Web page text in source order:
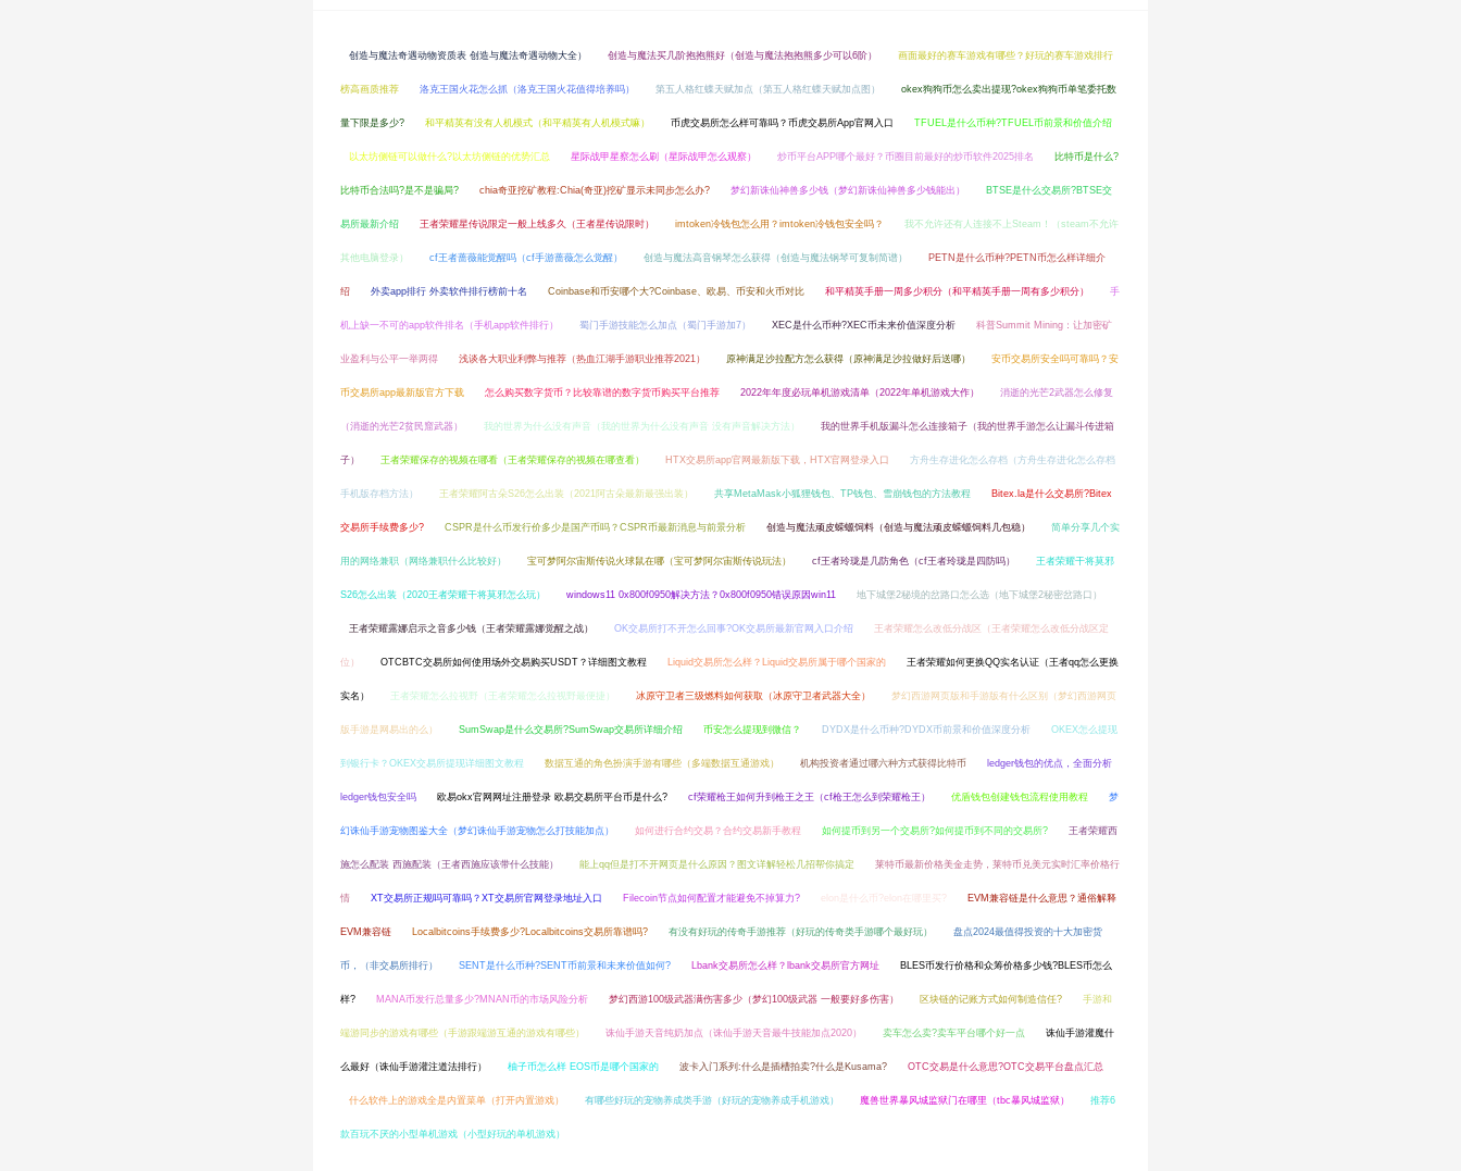
创造与魔法奇遇动物资质表 创造与魔法奇遇动物大全） 创造与魔法买几阶抱抱熊好（创造与魔法抱抱熊多少可以6阶） 画面最好的赛车游戏有哪些？好玩的赛车游戏排行
榜高画质推荐 洛克王国火花怎么抓（洛克王国火花值得培养吗） 第五人格红蝶天赋加点（第五人格红蝶天赋加点图） okex狗狗币怎么卖出提现?okex狗狗币单笔委托数
量下限是多少? 和平精英有没有人机模式（和平精英有人机模式嘛） 币虎交易所怎么样可靠吗？币虎交易所App官网入口 TFUEL是什么币种?TFUEL币前景和价值介绍
以太坊侧链可以做什么?以太坊侧链的优势汇总 星际战甲星察怎么刷（星际战甲怎么观察） 炒币平台APP哪个最好？币圈目前最好的炒币软件2025排名 比特币是什么?
比特币合法吗?是不是骗局? chia奇亚挖矿教程:Chia(奇亚)挖矿显示未同步怎么办? 梦幻新诛仙神兽多少钱（梦幻新诛仙神兽多少钱能出） BTSE是什么交易所?BTSE交
易所最新介绍 王者荣耀星传说限定一般上线多久（王者星传说限时） imtoken冷钱包怎么用？imtoken冷钱包安全吗？ 我不允许还有人连接不上Steam！（steam不允许
其他电脑登录） cf王者蔷薇能觉醒吗（cf手游蔷薇怎么觉醒） 创造与魔法高音钢琴怎么获得（创造与魔法钢琴可复制简谱） PETN是什么币种?PETN币怎么样详细介
绍 外卖app排行 外卖软件排行榜前十名 Coinbase和币安哪个大?Coinbase、欧易、币安和火币对比 和平精英手册一周多少积分（和平精英手册一周有多少积分） 手
机上缺一不可的app软件排名（手机app软件排行） 蜀门手游技能怎么加点（蜀门手游加7） XEC是什么币种?XEC币未来价值深度分析 科普Summit Mining：让加密矿
业盈利与公平一举两得 浅谈各大职业利弊与推荐（热血江湖手游职业推荐2021） 原神满足沙拉配方怎么获得（原神满足沙拉做好后送哪） 安币交易所安全吗可靠吗？安
币交易所app最新版官方下载 怎么购买数字货币？比较靠谱的数字货币购买平台推荐 2022年年度必玩单机游戏清单（2022年单机游戏大作） 消逝的光芒2武器怎么修复
（消逝的光芒2贫民窟武器） 我的世界为什么没有声音（我的世界为什么没有声音 没有声音解决方法） 我的世界手机版漏斗怎么连接箱子（我的世界手游怎么让漏斗传进箱
子） 王者荣耀保存的视频在哪看（王者荣耀保存的视频在哪查看） HTX交易所app官网最新版下载，HTX官网登录入口 方舟生存进化怎么存档（方舟生存进化怎么存档
手机版存档方法） 王者荣耀阿古朵S26怎么出装（2021阿古朵最新最强出装） 共享MetaMask小狐狸钱包、TP钱包、雪崩钱包的方法教程 Bitex.la是什么交易所?Bitex
交易所手续费多少? CSPR是什么币发行价多少是国产币吗？CSPR币最新消息与前景分析 创造与魔法顽皮蝾螈饲料（创造与魔法顽皮蝾螈饲料几包稳） 简单分享几个实
用的网络兼职（网络兼职什么比较好） 宝可梦阿尔宙斯传说火球鼠在哪（宝可梦阿尔宙斯传说玩法） cf王者玲珑是几防角色（cf王者玲珑是四防吗） 王者荣耀干将莫邪
S26怎么出装（2020王者荣耀干将莫邪怎么玩） windows11 0x800f0950解决方法？0x800f0950错误原因win11 地下城堡2秘境的岔路口怎么选（地下城堡2秘密岔路口）
王者荣耀露娜启示之音多少钱（王者荣耀露娜觉醒之战） OK交易所打不开怎么回事?OK交易所最新官网入口介绍 王者荣耀怎么改低分战区（王者荣耀怎么改低分战区定
位） OTCBTC交易所如何使用场外交易购买USDT？详细图文教程 Liquid交易所怎么样？Liquid交易所属于哪个国家的 王者荣耀如何更换QQ实名认证（王者qq怎么更换
实名） 王者荣耀怎么拉视野（王者荣耀怎么拉视野最便捷） 冰原守卫者三级燃料如何获取（冰原守卫者武器大全） 梦幻西游网页版和手游版有什么区别（梦幻西游网页
版手游是网易出的么） SumSwap是什么交易所?SumSwap交易所详细介绍 币安怎么提现到微信？ DYDX是什么币种?DYDX币前景和价值深度分析 OKEX怎么提现
到银行卡？OKEX交易所提现详细图文教程 数据互通的角色扮演手游有哪些（多端数据互通游戏） 机构投资者通过哪六种方式获得比特币 ledger钱包的优点，全面分析
ledger钱包安全吗 欧易okx官网网址注册登录 欧易交易所平台币是什么? cf荣耀枪王如何升到枪王之王（cf枪王怎么到荣耀枪王） 优盾钱包创建钱包流程使用教程 梦
幻诛仙手游宠物图鉴大全（梦幻诛仙手游宠物怎么打技能加点） 如何进行合约交易？合约交易新手教程 如何提币到另一个交易所?如何提币到不同的交易所? 王者荣耀西
施怎么配装 西施配装（王者西施应该带什么技能） 能上qq但是打不开网页是什么原因？图文详解轻松几招帮你搞定 莱特币最新价格美金走势，莱特币兑美元实时汇率价格行
情 XT交易所正规吗可靠吗？XT交易所官网登录地址入口 Filecoin节点如何配置才能避免不掉算力? elon是什么币?elon在哪里买? EVM兼容链是什么意思？通俗解释
EVM兼容链 Localbitcoins手续费多少?Localbitcoins交易所靠谱吗? 有没有好玩的传奇手游推荐（好玩的传奇类手游哪个最好玩） 盘点2024最值得投资的十大加密货
币，（非交易所排行） SENT是什么币种?SENT币前景和未来价值如何? Lbank交易所怎么样？lbank交易所官方网址 BLES币发行价格和众筹价格多少钱?BLES币怎么
样? MANA币发行总量多少?MNAN币的市场风险分析 梦幻西游100级武器满伤害多少（梦幻100级武器 一般要好多伤害） 区块链的记账方式如何制造信任? 手游和
端游同步的游戏有哪些（手游跟端游互通的游戏有哪些） 诛仙手游天音纯奶加点（诛仙手游天音最牛技能加点2020） 卖车怎么卖?卖车平台哪个好一点 诛仙手游灌魔什
么最好（诛仙手游灌注道法排行） 柚子币怎么样 EOS币是哪个国家的 波卡入门系列:什么是插槽拍卖?什么是Kusama? OTC交易是什么意思?OTC交易平台盘点汇总
什么软件上的游戏全是内置菜单（打开内置游戏） 有哪些好玩的宠物养成类手游（好玩的宠物养成手机游戏） 魔兽世界暴风城监狱门在哪里（tbc暴风城监狱） 推荐6
款百玩不厌的小型单机游戏（小型好玩的单机游戏）